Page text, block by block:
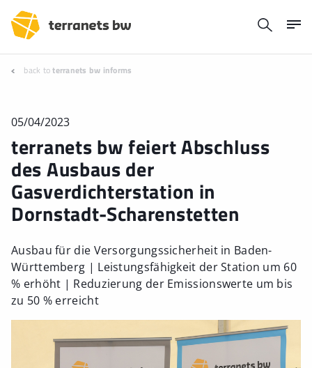
back toterranets bw informs
05/04/2023
terranets bw feiert Abschluss
des Ausbaus der
Gasverdichterstation in
Dornstadt-Scharenstetten
Ausbau für die Versorgungssicherheit in Baden-
Württemberg | Leistungsfähigkeit der Station um 60
% erhöht | Reduzierung der Emissionswerte um bis
zu 50 % erreicht